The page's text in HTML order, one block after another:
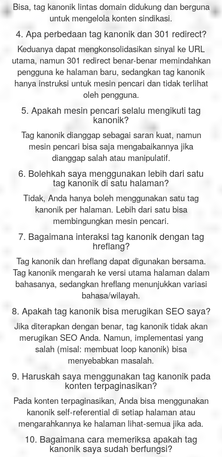
Bisa, tag kanonik lintas domain didukung dan berguna
untuk mengelola konten sindikasi.
4. Apa perbedaan tag kanonik dan 301 redirect?
Keduanya dapat mengkonsolidasikan sinyal ke URL
utama, namun 301 redirect benar-benar memindahkan
pengguna ke halaman baru, sedangkan tag kanonik
hanya instruksi untuk mesin pencari dan tidak terlihat
oleh pengguna.
5. Apakah mesin pencari selalu mengikuti tag
kanonik?
Tag kanonik dianggap sebagai saran kuat, namun
mesin pencari bisa saja mengabaikannya jika
dianggap salah atau manipulatif.
6. Bolehkah saya menggunakan lebih dari satu
tag kanonik di satu halaman?
Tidak, Anda hanya boleh menggunakan satu tag
kanonik per halaman. Lebih dari satu bisa
membingungkan mesin pencari.
7. Bagaimana interaksi tag kanonik dengan tag
hreflang?
Tag kanonik dan hreflang dapat digunakan bersama.
Tag kanonik mengarah ke versi utama halaman dalam
bahasanya, sedangkan hreflang menunjukkan variasi
bahasa/wilayah.
8. Apakah tag kanonik bisa merugikan SEO saya?
Jika diterapkan dengan benar, tag kanonik tidak akan
merugikan SEO Anda. Namun, implementasi yang
salah (misal: membuat loop kanonik) bisa
menyebabkan masalah.
9. Haruskah saya menggunakan tag kanonik pada
konten terpaginasikan?
Pada konten terpaginasikan, Anda bisa menggunakan
kanonik self-referential di setiap halaman atau
mengarahkannya ke halaman lihat-semua jika ada.
10. Bagaimana cara memeriksa apakah tag
kanonik saya sudah berfungsi?